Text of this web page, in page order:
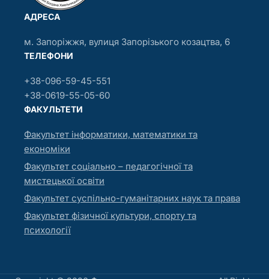
АДРЕСА
м. Запоріжжя, вулиця Запорізького козацтва, 6
ТЕЛЕФОНИ
+38-096-59-45-551
+38-0619-55-05-60
ФАКУЛЬТЕТИ
Факультет інформатики, математики та
економіки
Факультет соціально – педагогічної та
мистецької освіти
Факультет суспільно-гуманітарних наук та права
Факультет фізичної культури, спорту та
психології